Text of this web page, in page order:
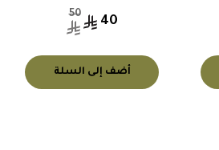
40
50
أضف إلى السلة